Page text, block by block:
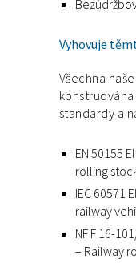
Vyhovuje
Všechna
standardy a
EN 50155
rolling
IEC 60571
railway
NF F 16-
– Railway